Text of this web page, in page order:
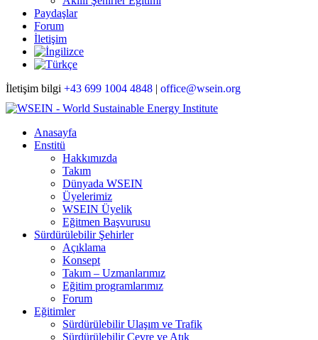
Paydaşlar
Forum
İletişim
İletişim bilgi +43 699 1004 4848 | office@wsein.org
Anasayfa
Enstitü
Hakkımızda
Takım
Dünyada WSEIN
Üyelerimiz
WSEIN Üyelik
Eğitmen Başvurusu
Sürdürülebilir Şehirler
Açıklama
Konsept
Takım – Uzmanlarımız
Eğitim programlarımız
Forum
Eğitimler
Sürdürülebilir Ulaşım ve Trafik
Sürdürülebilir Çevre ve Atık